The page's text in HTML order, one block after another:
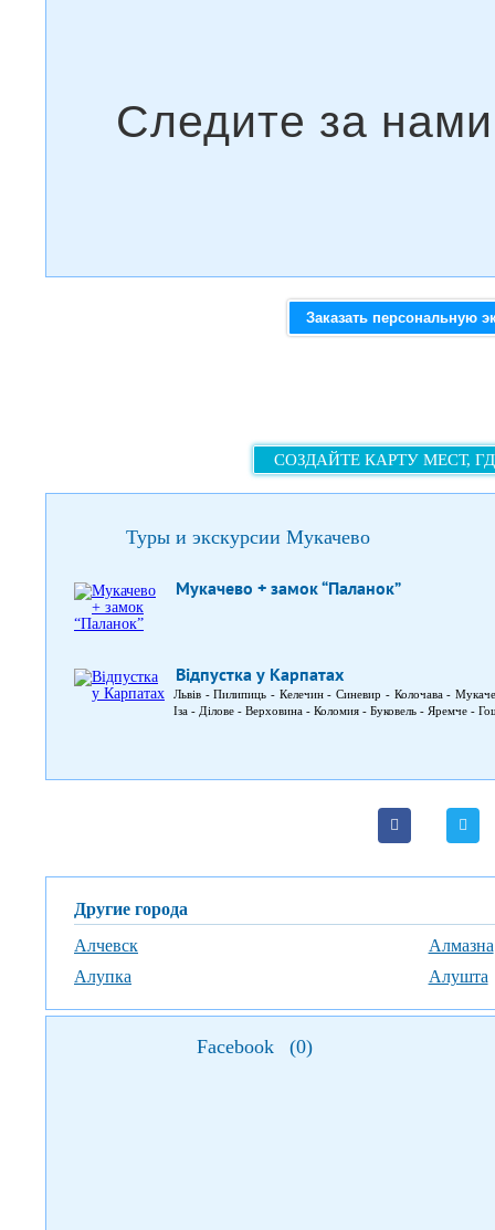
Заказать персональную
СОЗДАЙТЕ КАРТУ МЕСТ,
Туры и экскурсии Мукачево
Мукачево + замок “Паланок”
Відпустка у Карпатах
Львів - Пилипиць - Келечин - Синевир - Колочава -
Іза - Ділове - Верховина - Коломия - Буковель - Яремче -
Другие города
Алчевск
Алмазна
Алупка
Алушта
Facebook (0)